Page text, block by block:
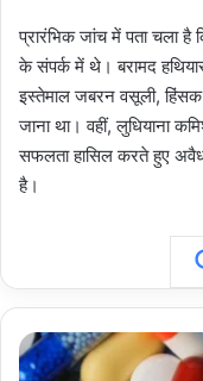
प्रारंभिक जांच में पता चला है
के संपर्क में थे। बरामद
इस्तेमाल जबरन वसूली, हिंसक
जाना था। वहीं, लुधियाना
सफलता हासिल करते हुए अवैध
है।
Medicine
Price